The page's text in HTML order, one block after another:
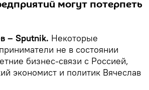
могут потерпеть
– Sputnik. Некоторые
не в состоянии
бизнес-связи с Россией,
экономист и политик Вячеслав